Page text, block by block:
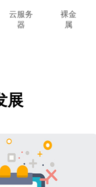
云服务
器
裸金
属
展